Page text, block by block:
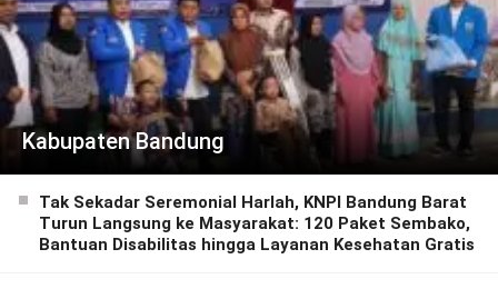
Kabupaten Bandung
Tak Sekadar Seremonial Harlah, KNPI Bandung Barat
Turun Langsung ke Masyarakat: 120 Paket Sembako,
Bantuan Disabilitas hingga Layanan Kesehatan Gratis